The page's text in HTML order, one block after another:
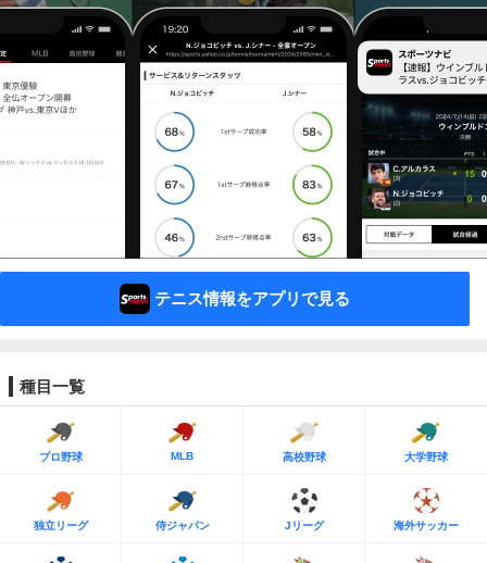
テニス情報をアプリで見る
種目一覧
プロ野球 MLB 高校野球 大学野球
独立リーグ 侍ジャパン Jリーグ 海外サッカー